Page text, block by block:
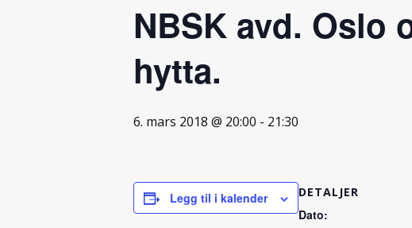
NBSK avd. Oslo
hytta.
6. mars 2018 @ 20:00 - 21:30
Legg til i kalender DETALJER
Dato: